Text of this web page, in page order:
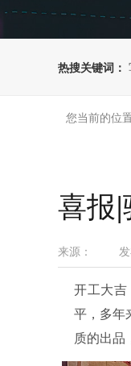
热搜关键词：
您当前的位
喜报
来源：
开工大
平，多年
质的出品